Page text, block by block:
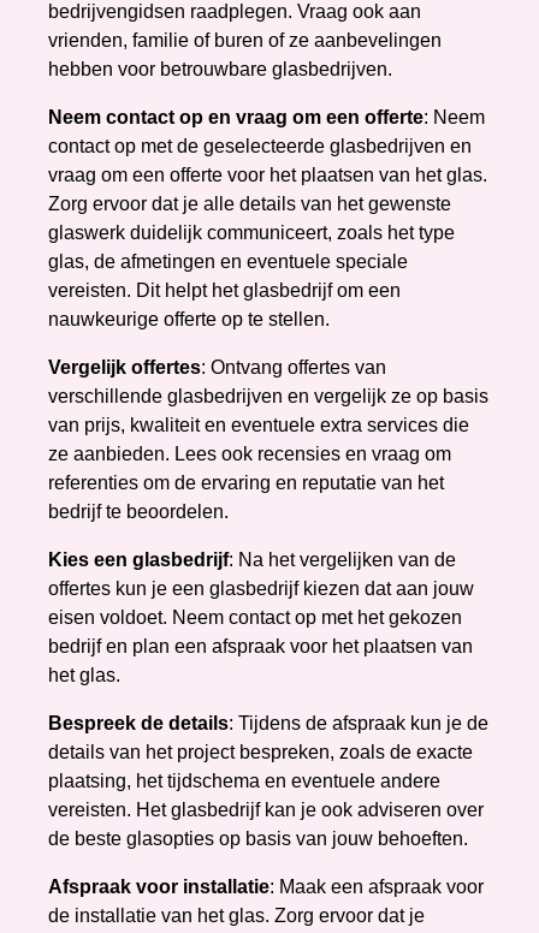
bedrijvengidsen raadplegen. Vraag ook aan
vrienden, familie of buren of ze aanbevelingen
hebben voor betrouwbare glasbedrijven.
Neem contact op en vraag om een offerte: Neem
contact op met de geselecteerde glasbedrijven en
vraag om een offerte voor het plaatsen van het glas.
Zorg ervoor dat je alle details van het gewenste
glaswerk duidelijk communiceert, zoals het type
glas, de afmetingen en eventuele speciale
vereisten. Dit helpt het glasbedrijf om een
nauwkeurige offerte op te stellen.
Vergelijk offertes: Ontvang offertes van
verschillende glasbedrijven en vergelijk ze op basis
van prijs, kwaliteit en eventuele extra services die
ze aanbieden. Lees ook recensies en vraag om
referenties om de ervaring en reputatie van het
bedrijf te beoordelen.
Kies een glasbedrijf: Na het vergelijken van de
offertes kun je een glasbedrijf kiezen dat aan jouw
eisen voldoet. Neem contact op met het gekozen
bedrijf en plan een afspraak voor het plaatsen van
het glas.
Bespreek de details: Tijdens de afspraak kun je de
details van het project bespreken, zoals de exacte
plaatsing, het tijdschema en eventuele andere
vereisten. Het glasbedrijf kan je ook adviseren over
de beste glasopties op basis van jouw behoeften.
Afspraak voor installatie: Maak een afspraak voor
de installatie van het glas. Zorg ervoor dat je